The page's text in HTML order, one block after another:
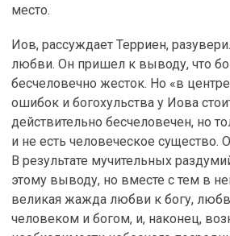
место.
Иов, рассуждает Терриен,
любви. Он пришел к выводу, что
бесчеловечно жесток. Но «в
ошибок и богохульства у Иова
действительно бесчеловечен, но
и не есть человеческое существо.
В результате мучительных
этому выводу, но вместе с тем в
великая жажда любви к богу,
человеком и богом, и, наконец,